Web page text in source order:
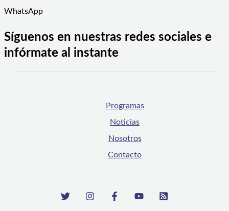
WhatsApp
Síguenos en nuestras redes sociales e
infórmate al instante
Programas
Noticias
Nosotros
Contacto